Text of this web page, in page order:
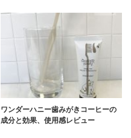
ワンダーハニー歯みがきコーヒーの
成分と効果、使用感レビュー